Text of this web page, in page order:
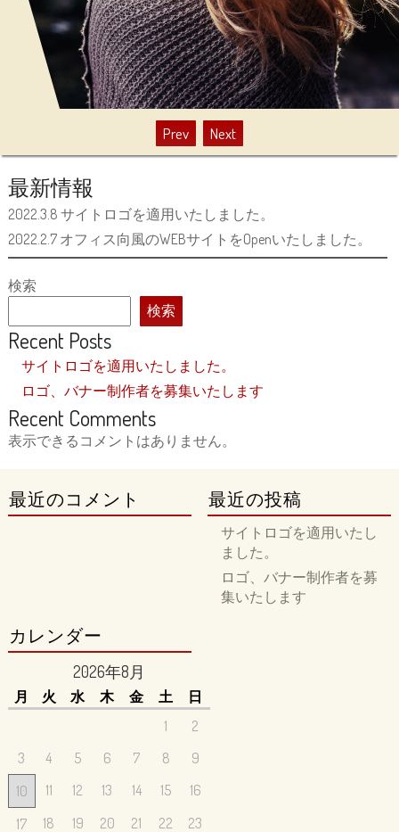
Prev Next
最新情報
2022.3.8 サイトロゴを適用いたしました。
2022.2.7 オフィス向風のWEBサイトをOpenいたしました。
検索
検索
Recent Posts
サイトロゴを適用いたしました。
ロゴ、バナー制作者を募集いたします
Recent Comments
表示できるコメントはありません。
最近のコメント 最近の投稿
サイトロゴを適用いたし
ました。
ロゴ、バナー制作者を募
集いたします
カレンダー
2026年8月
月 火 水 木 金 土
日
1
2
3
4 5 6 7 8
9
10
11 12 13 14 15
16
17
18 19 20 21 22 23